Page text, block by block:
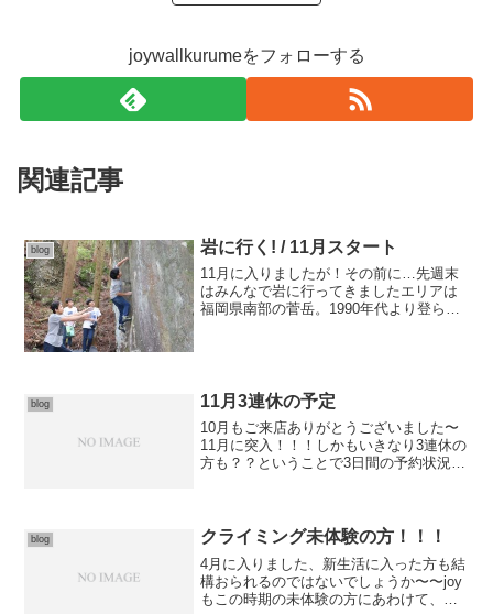
joywallkurumeをフォローする
関連記事
blog 岩に行く! / 11月スタート
11月に入りましたが！その前に…先週末
はみんなで岩に行ってきましたエリアは
福岡県南部の菅岳。1990年代より登られ
blog 11月3連休の予定
10月もご来店ありがとうございました〜
11月に突入！！！しかもいきなり3連休の
方も？？ということで3日間の予約状況で
blog クライミング未体験の方！！！
4月に入りました、新生活に入った方も結
構おられるのではないでしょうか〜〜joy
もこの時期の未体験の方にあわけて、傾